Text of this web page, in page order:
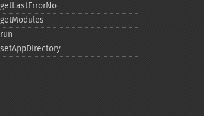
getLastErrorNo
getModules
run
setAppDirectory